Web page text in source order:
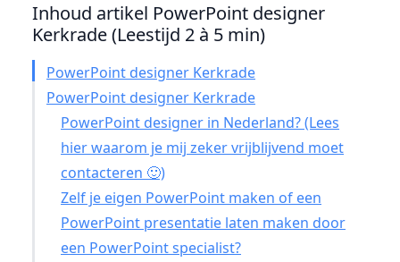
Inhoud artikel PowerPoint designer
Kerkrade (Leestijd 2 à 5 min)
PowerPoint designer Kerkrade
PowerPoint designer Kerkrade
PowerPoint designer in Nederland? (Lees
hier waarom je mij zeker vrijblijvend moet
contacteren 🙂)
Zelf je eigen PowerPoint maken of een
PowerPoint presentatie laten maken door
een PowerPoint specialist?